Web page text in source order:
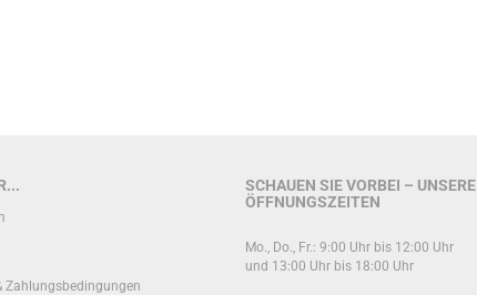
Zahlungsbedingungen
SCHAUEN SIE VORBEI – UNSERE
ÖFFNUNGSZEITEN
Mo., Do., Fr.: 9:00 Uhr bis 12:00 Uhr
und 13:00 Uhr bis 18:00 Uhr